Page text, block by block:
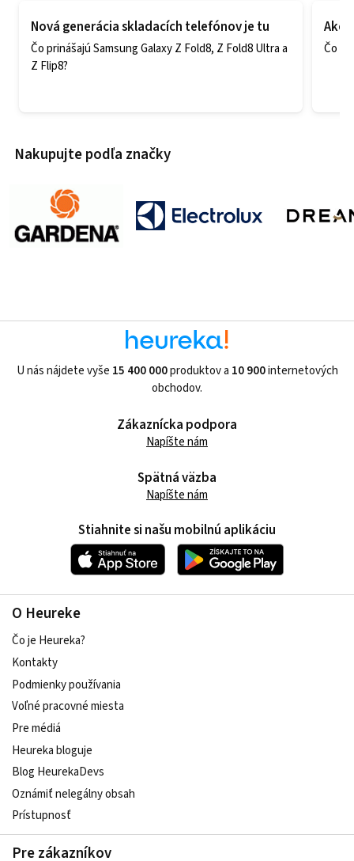
Nová generácia skladacích telefónov je tu
Čo prinášajú Samsung Galaxy Z Fold8, Z Fold8 Ultra a
Z Flip8?
Ako
Čo
Nakupujte podľa značky
U nás nájdete vyše 15 400 000produktov a 10 900internetových
obchodov.
O Heureke
Čo je Heureka?
Kontakty
Podmienky používania
Voľné pracovné miesta
Pre médiá
Heureka bloguje
Blog HeurekaDevs
Oznámiť nelegálny obsah
Prístupnosť
Pre zákazníkov
Zákaznícka podpora
Napíšte nám
Spätná väzba
Napíšte nám
Stiahnite si našu mobilnú aplikáciu